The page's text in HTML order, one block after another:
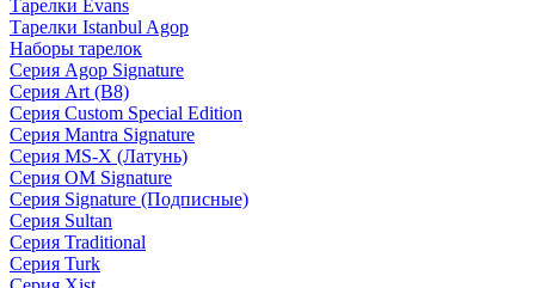
Тарелки Evans
Тарелки Istanbul Agop
Наборы тарелок
Серия Agop Signature
Серия Art (B8)
Серия Custom Special Edition
Серия Mantra Signature
Серия MS-X (Латунь)
Серия OM Signature
Серия Signature (Подписные)
Серия Sultan
Серия Traditional
Серия Turk